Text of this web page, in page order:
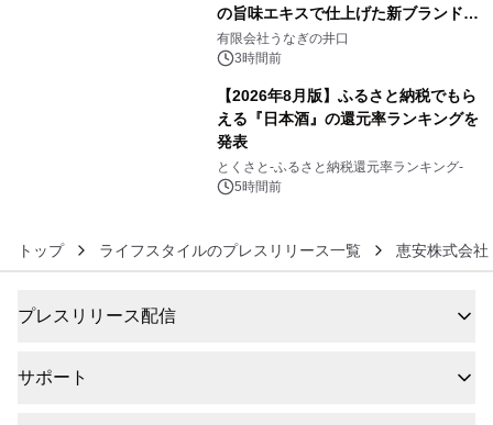
の旨味エキスで仕上げた新ブランド
「井口の誉」誕生
有限会社うなぎの井口
3時間前
【2026年8月版】ふるさと納税でもら
える『日本酒』の還元率ランキングを
発表
とくさと-ふるさと納税還元率ランキング-
5時間前
トップ ライフスタイルのプレスリリース一覧 恵安株式会社
プレスリリース配信
サポート